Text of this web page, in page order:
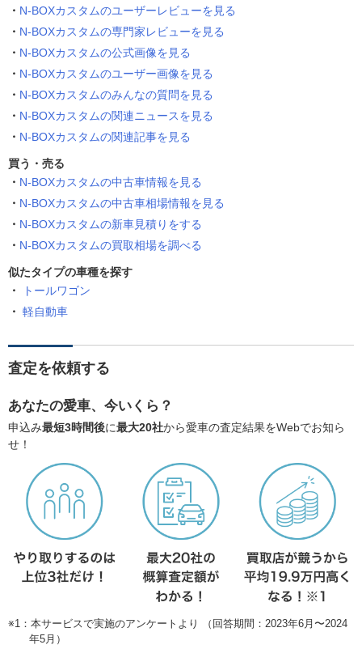
N-BOXカスタムのユーザーレビューを見る
N-BOXカスタムの専門家レビューを見る
N-BOXカスタムの公式画像を見る
N-BOXカスタムのユーザー画像を見る
N-BOXカスタムのみんなの質問を見る
N-BOXカスタムの関連ニュースを見る
N-BOXカスタムの関連記事を見る
買う・売る
N-BOXカスタムの中古車情報を見る
N-BOXカスタムの中古車相場情報を見る
N-BOXカスタムの新車見積りをする
N-BOXカスタムの買取相場を調べる
似たタイプの車種を探す
トールワゴン
軽自動車
査定を依頼する
あなたの愛車、今いくら？
申込み最短3時間後に最大20社から愛車の査定結果をWebでお知ら
せ！
※1：本サービスで実施のアンケートより （回答期間：2023年6月〜2024
年5月）